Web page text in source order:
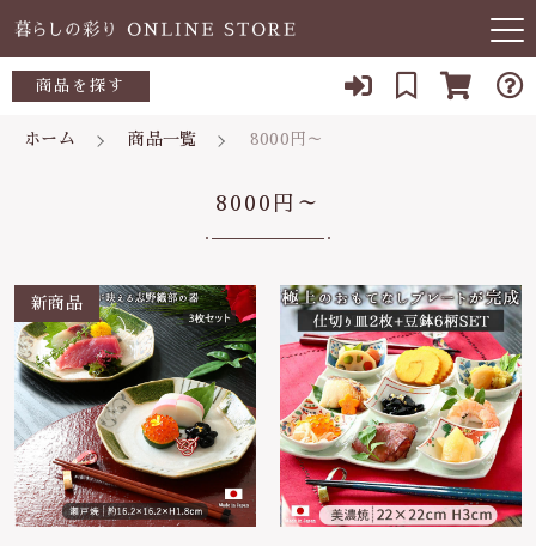
商品を探す
ホーム 商品一覧 8000円～
8000円～
ブログ
03-5989-1906
定休日 土日祝
お問い合わせ
～500円
700～1,000円
1,000～2,000円
2,000～3,000円
3,000円～
あ行
か行
さ行
た行
な行
子カテゴリ
価格帯